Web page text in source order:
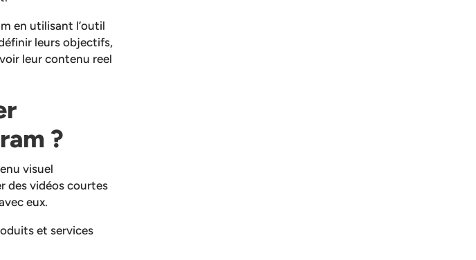
en utilisant l’outil
leurs objectifs,
leur contenu reel
?
visuel
des vidéos courtes
eux.
et services